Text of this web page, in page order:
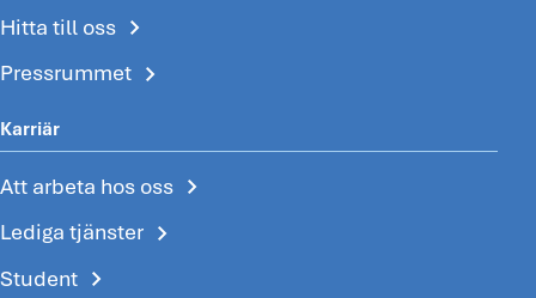
Hitta till oss chevron_right
Pressrummet chevron_right
Karriär
Att arbeta hos oss chevron_right
Lediga tjänster chevron_right
Student chevron_right